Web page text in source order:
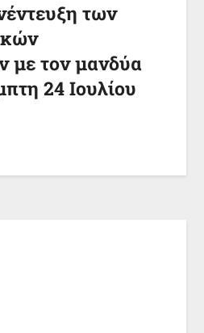
των
με τον μανδύα
24 Ιουλίου